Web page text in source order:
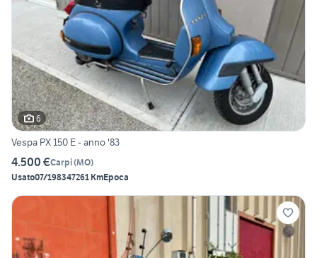
6
Vespa PX 150 E - anno '83
4.500 €Carpi(MO)
Usato07/198347261 KmEpoca